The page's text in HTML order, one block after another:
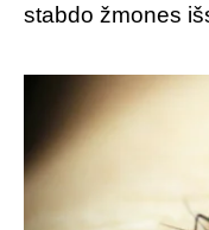
stabdo žmones